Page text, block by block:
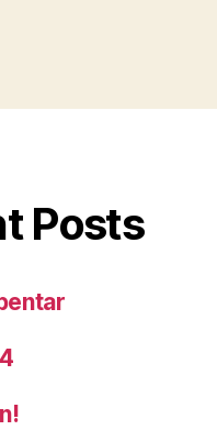
Posts